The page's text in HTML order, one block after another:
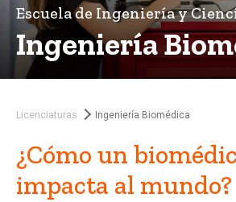
Escuela de Ingeniería y
Ingeniería
Licenciaturas Ingeniería Biomédica
¿Cómo un
impacta al mundo?